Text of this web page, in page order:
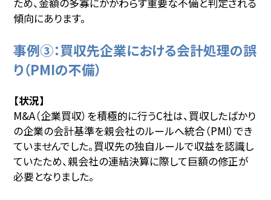
傾向にあります。
事例③：買収先企業における会計処理の誤
り（PMIの不備）
【状況】
M&A（企業買収）を積極的に行うC社は、買収したばかり
の企業の会計基準を親会社のルールへ統合（PMI）でき
ていませんでした。買収先の独自ルールで収益を認識し
ていたため、親会社の連結決算に際して巨額の修正が
必要となりました。